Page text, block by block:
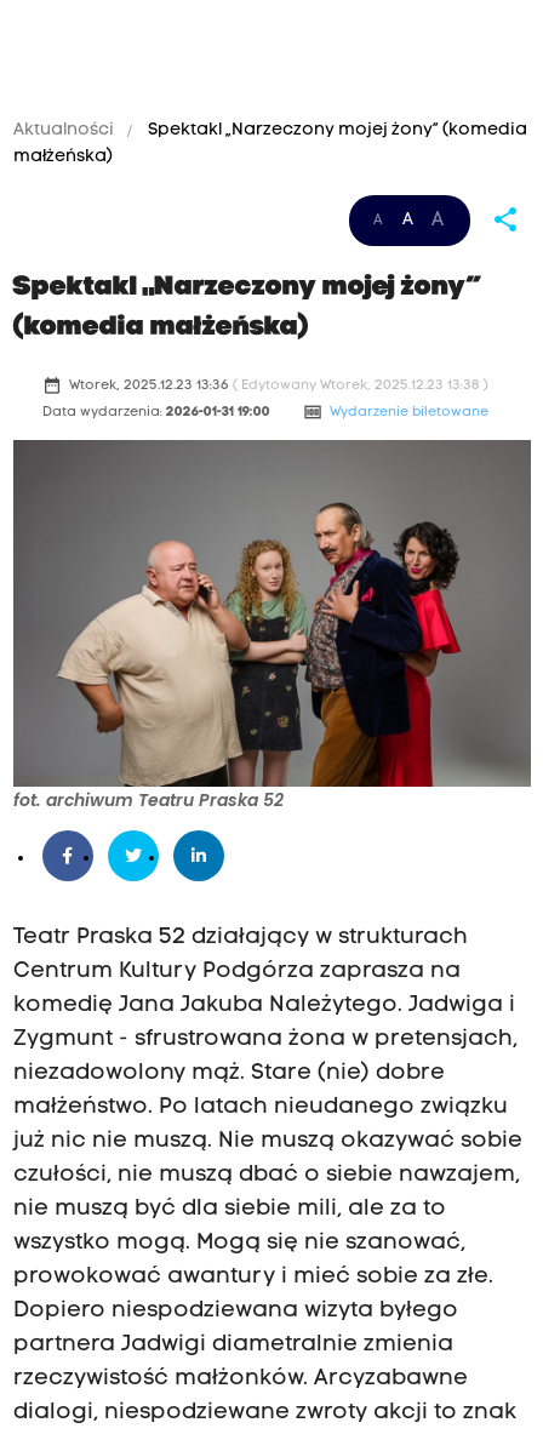
Aktualności
Spektakl „Narzeczony mojej żony” (komedia
małżeńska)
A A A share
Spektakl „Narzeczony mojej żony”
(komedia małżeńska)
date_range Wtorek, 2025.12.23 13:36 ( Edytowany Wtorek, 2025.12.23 13:38 )
Data wydarzenia: 2026-01-31 19:00 money Wydarzenie biletowane
fot. archiwum Teatru Praska 52
Teatr Praska 52 działający w strukturach
Centrum Kultury Podgórza zaprasza na
komedię Jana Jakuba Należytego. Jadwiga i
Zygmunt - sfrustrowana żona w pretensjach,
niezadowolony mąż. Stare (nie) dobre
małżeństwo. Po latach nieudanego związku
już nic nie muszą. Nie muszą okazywać sobie
czułości, nie muszą dbać o siebie nawzajem,
nie muszą być dla siebie mili, ale za to
wszystko mogą. Mogą się nie szanować,
prowokować awantury i mieć sobie za złe.
Dopiero niespodziewana wizyta byłego
partnera Jadwigi diametralnie zmienia
rzeczywistość małżonków. Arcyzabawne
dialogi, niespodziewane zwroty akcji to znak